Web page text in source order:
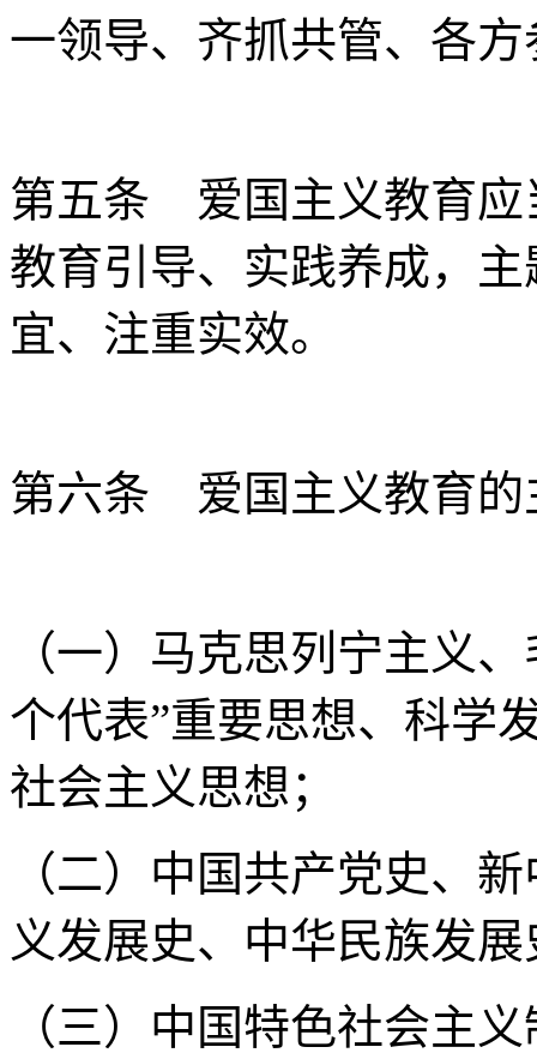
一领导、齐抓共管、各
第五条 爱国主义教育应
教育引导、实践养成，
宜、注重实效。
第六条 爱国主义教育的
（一）马克思列宁主义
个代表”重要思想、科学
社会主义思想；
（二）中国共产党史、
义发展史、中华民族发展
（三）中国特色社会主